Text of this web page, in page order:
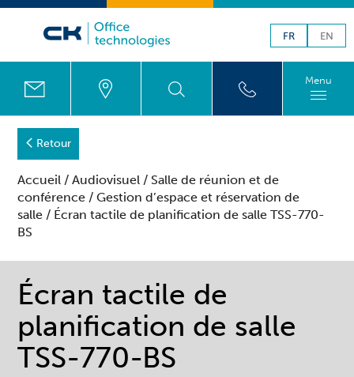
FR EN
Menu
Retour
Accueil /Audiovisuel / Salle de réunion et de
conférence /Gestion d’espace et réservation de
salle / Écran tactile de planification de salle TSS-770-
BS
Écran tactile de
planification de salle
TSS-770-BS